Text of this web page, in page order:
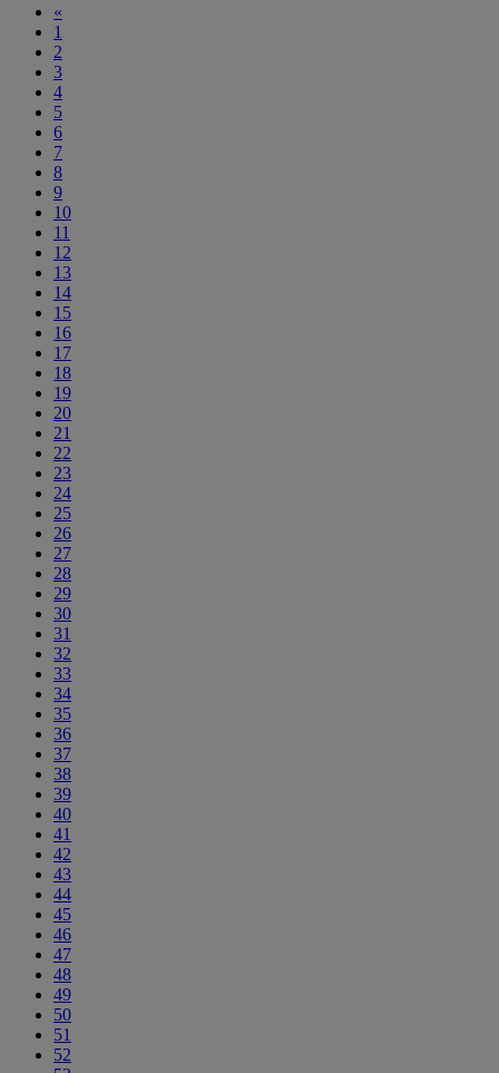
«
1
2
3
4
5
6
7
8
9
10
11
12
13
14
15
16
17
18
19
20
21
22
23
24
25
26
27
28
29
30
31
32
33
34
35
36
37
38
39
40
41
42
43
44
45
46
47
48
49
50
51
52